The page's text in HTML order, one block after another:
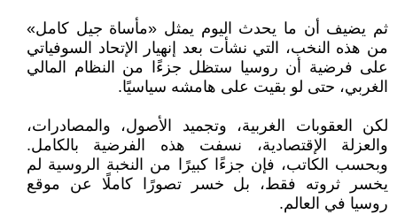
ثم يضيف أن ما يحدث اليوم يمثل «مأساة جيل كامل»
من هذه النخب، التي نشأت بعد إنهيار الإتحاد السوفياتي
على فرضية أن روسيا ستظل جزءًا من النظام المالي
الغربي، حتى لو بقيت على هامشه سياسيًا.
لكن العقوبات الغربية، وتجميد الأصول، والمصادرات،
والعزلة الإقتصادية، نسفت هذه الفرضية بالكامل.
وبحسب الكاتب، فإن جزءًا كبيرًا من النخبة الروسية لم
يخسر ثروته فقط، بل خسر تصورًا كاملًا عن موقع
روسيا في العالم.